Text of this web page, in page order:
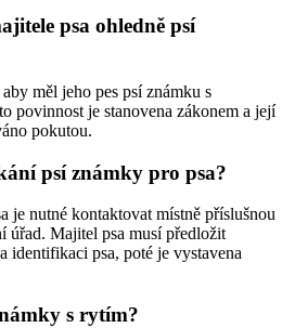
psa ohledně psí
měl jeho pes psí známku s
povinnost je stanovena zákonem a její
pokutou.
psí známky pro psa?
je nutné kontaktovat místně příslušnou
úřad. Majitel psa musí předložit
identifikaci psa, poté je vystavena
s rytím?